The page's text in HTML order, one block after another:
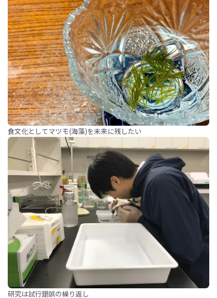
食文化としてマツモ(海藻)を未来に残したい
研究は試行錯誤の繰り返し